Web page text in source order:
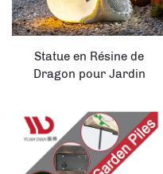
Statue en Résine de
Dragon pour Jardin
Décoration LED Solaire